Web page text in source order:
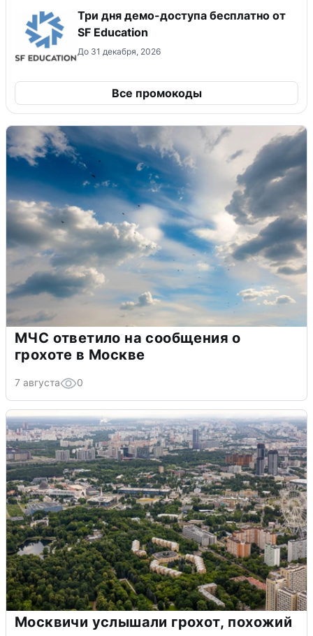
Три дня демо-доступа бесплатно от
SF Education
До 31 декабря, 2026
Все промокоды
МЧС ответило на сообщения о
грохоте в Москве
7 августа 0
Москвичи услышали грохот, похожий